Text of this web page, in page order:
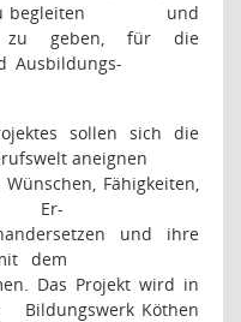
begleiten
und
zu geben, für die
Ausbildungs-
sollen sich die
aneignen
Fähigkeiten,
Er-
und ihre
dem
Das Projekt wird in
Bildungswerk Köthen